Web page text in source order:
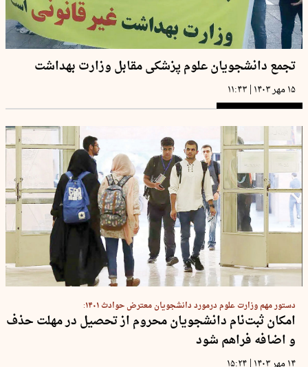
تجمع دانشجویان علوم پزشکی مقابل وزارت بهداشت
۱۵ مهر ۱۴۰۳ | ۱۱:۴۳
دستور مهم وزارت علوم درمورد دانشجویان معترض حوادث ۱۴۰۱:
امکان ثبت‌نام دانشجویان محروم از تحصیل در مهلت حذف
و اضافه فراهم شود